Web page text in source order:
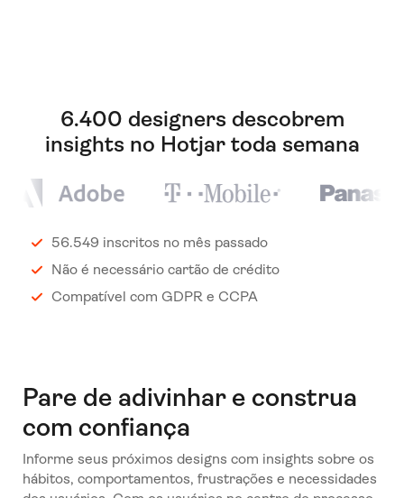
6.400 designers descobrem
insights no Hotjar toda semana
56.549 inscritos no mês passado
Não é necessário cartão de crédito
Compatível com GDPR e CCPA
Pare de adivinhar e construa
com confiança
Informe seus próximos designs com insights sobre os
hábitos, comportamentos, frustrações e necessidades